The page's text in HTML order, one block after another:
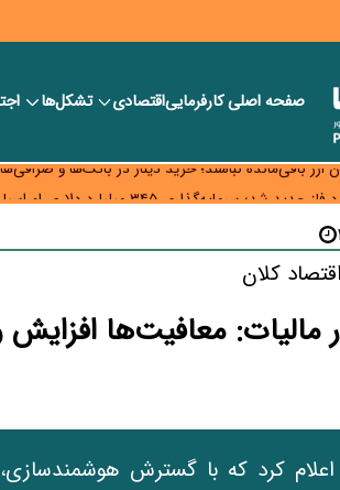
صفحه اصلیکارفرماییاقتصادی تشکل‌ها
ماه صفر برگزار شد
ارز باقی‌مانده نباشند؛ خرید دینار در بانک‌ها و صرافی‌ها
سرمایه‌گذاری ۳۴۵ میلیارد دلاری اوراسیا تا ۲۰۳۵
گردش بدون خلق نقدینگی؛ نقش جدید سیاست‌های
اقتصاد کلان
مالیات: معافیت‌ها
اعلام کرد که با گسترش